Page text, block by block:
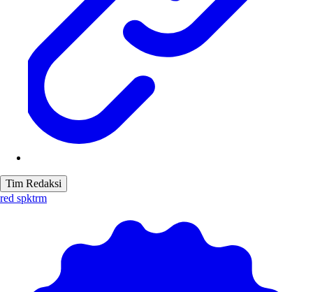
Tim Redaksi
red spktrm